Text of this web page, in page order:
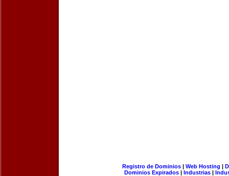
Registro de Dominios| Web Hosting |
Dominios Expirados | Industrias |